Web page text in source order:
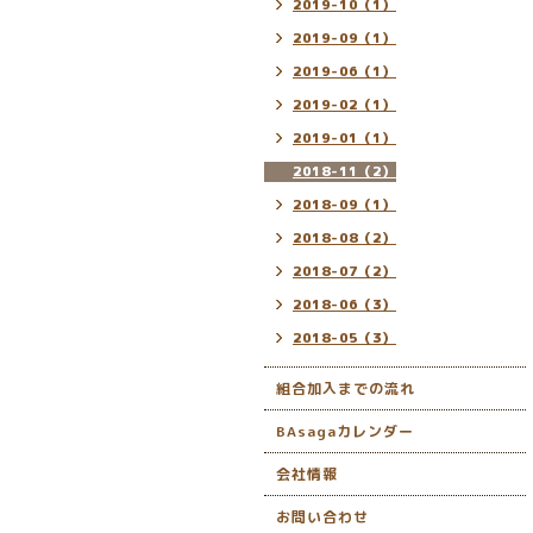
2019-10（1）
2019-09（1）
2019-06（1）
2019-02（1）
2019-01（1）
2018-11（2）
2018-09（1）
2018-08（2）
2018-07（2）
2018-06（3）
2018-05（3）
組合加入までの流れ
BAsagaカレンダー
会社情報
お問い合わせ